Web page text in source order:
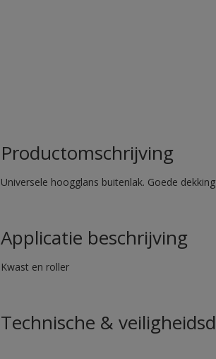
Productomschrijving
Universele hoogglans buitenlak. Goede
Applicatie beschrijving
Kwast en roller
Technische &